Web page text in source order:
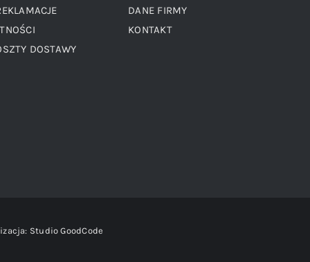
DOSTAWY
DANE FIRMY
KONTAKT
Studio GoodCode